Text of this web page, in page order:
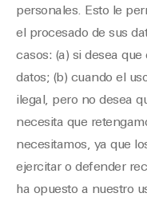
personales. Esto le
el procesado de sus
casos: (a) si desea
datos; (b) cuando el
ilegal, pero no desea
necesita que
necesitamos, ya que
ejercitar o defender
ha opuesto a nuestro